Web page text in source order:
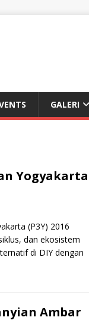
GALERI
Yogyakarta
(P3Y) 2016
dan ekosistem
di DIY dengan
Ambar